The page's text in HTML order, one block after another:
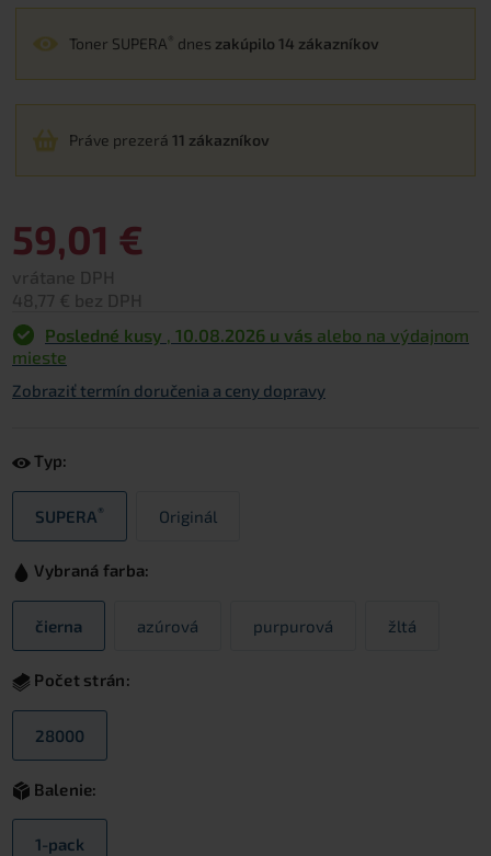
Toner SUPERA dnes zakúpilo 14 zákazníkov
Práve prezerá 11 zákazníkov
59,01 €
vrátane DPH
48,77 € bez DPH
Posledné kusy , 10.08.2026 u vás alebo na výdajnom
mieste
Zobraziť termín doručenia a ceny dopravy
Typ:
SUPERA ® Originál
Vybraná farba:
čierna azúrová purpurová žltá
Počet strán:
28000
Balenie:
1-pack